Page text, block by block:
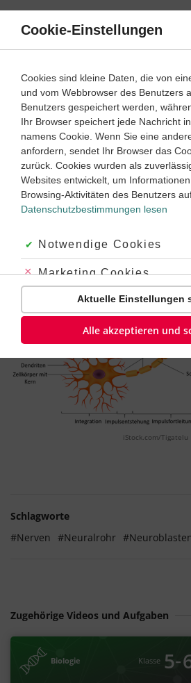
Direkt
Inhalt
Biologie 5. Klasse ‐ Abitur
Neuronen
Neuronen(Nervenzellen) sind die
Schalteinheiten desNervensystems
Tieren. Neuronen entstehen aus den
sich in der epithelialen Wandung des
(Medullarrohr), indem einige Zellen
annehmen und Zellfortsätze
iStock.com/Tigatelu
Schlagworte
#Nerven #Neuralrohr
Zugehörige Videos und Aufgaben
Biologie Klasse 5‐
Cookie-Einstellungen
Cookies sind kleine Daten, die von
und vom Webbrowser des Benutzers
Benutzers gespeichert werden,
Ihr Browser speichert jede Nachricht
namens Cookie. Wenn Sie eine
anfordern, sendet Ihr Browser das
zurück. Cookies wurden als
Websites entwickelt, um
Browsing-Aktivitäten des Benutzers
Datenschutzbestimmungen lesen
Akzeptiert:
Notwendige Cookies
Abgelehnt:
Marketing Cookies
Abgelehnt:
Personalisierungs-
Aktuelle Einstellungen
Alle akzeptieren und